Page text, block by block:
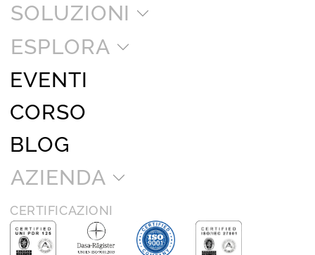
SOLUZIONI
ESPLORA
EVENTI
CORSO
BLOG
AZIENDA
CERTIFICAZIONI